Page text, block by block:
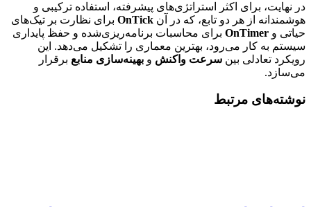
در نهایت، برای اکثر استراتژی‌های پیشرفته، استفاده ترکیبی و
هوشمندانه از هر دو تابع، که در آن OnTick برای نظارت بر تیک‌های
حیاتی و OnTimer برای محاسبات برنامه‌ریزی‌شده و حفظ پایداری
سیستم به کار می‌رود، بهترین معماری را تشکیل می‌دهد. این
رویکرد تعادلی بین سرعت واکنش و بهینه‌سازی منابع برقرار
می‌سازد.
نوشته‌های مرتبط